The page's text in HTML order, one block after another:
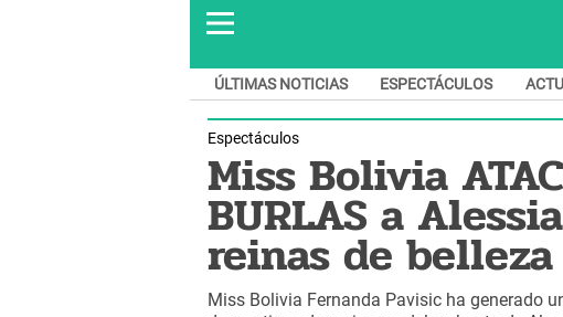
ÚLTIMAS NOTICIAS ESPECTÁCULOS
Espectáculos
Miss Bolivia
BURLAS a
reinas de belleza
Miss Bolivia Fernanda Pavisic ha generado